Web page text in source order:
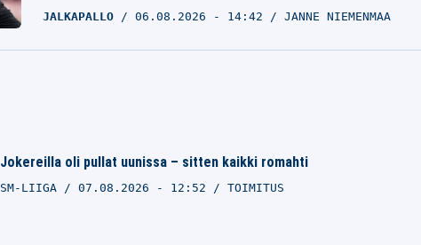
JALKAPALLO 06.08.2026 - 14:42 JANNE NIEMENMAA
Jokereilla oli pullat uunissa – sitten kaikki romahti
SM-LIIGA 07.08.2026 - 12:52 TOIMITUS